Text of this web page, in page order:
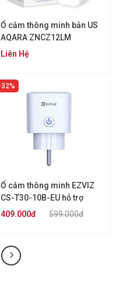
Ổ cắm thông minh bản US
AQARA ZNCZ12LM
Liên Hệ
32%
Ổ cắm thông minh EZVIZ
CS-T30-10B-EU hỗ trợ
thống kê công suất điện
599.000đ
409.000đ